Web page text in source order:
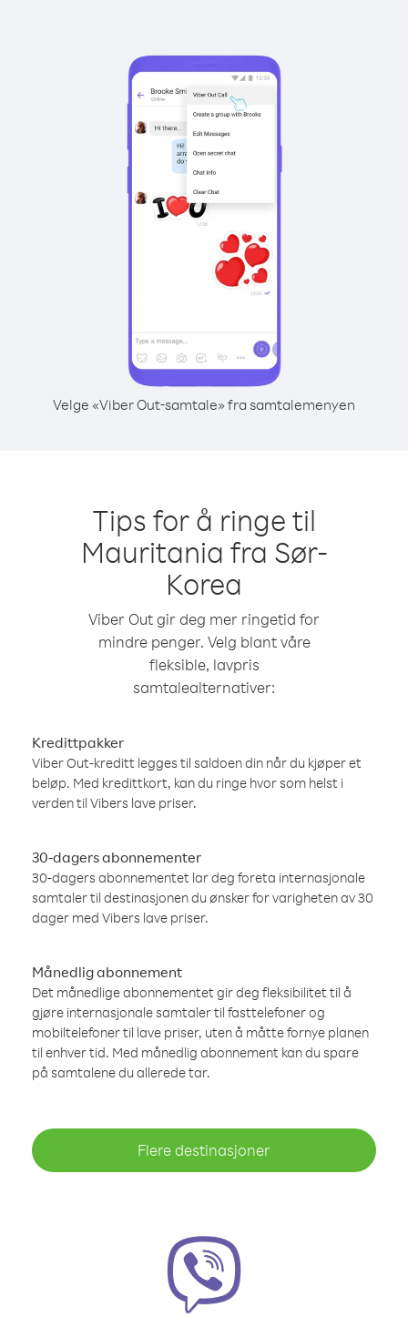
Velge «Viber Out-samtale» fra samtalemenyen
Tips for å ringe til
Mauritania fra Sør-
Korea
Viber Out gir deg mer ringetid for
mindre penger. Velg blant våre
fleksible, lavpris
samtalealternativer:
Kredittpakker
Viber Out-kreditt legges til saldoen din når du kjøper et
beløp. Med kredittkort, kan du ringe hvor som helst i
verden til Vibers lave priser.
30-dagers abonnementer
30-dagers abonnementet lar deg foreta internasjonale
samtaler til destinasjonen du ønsker for varigheten av 30
dager med Vibers lave priser.
Månedlig abonnement
Det månedlige abonnementet gir deg fleksibilitet til å
gjøre internasjonale samtaler til fasttelefoner og
mobiltelefoner til lave priser, uten å måtte fornye planen
til enhver tid. Med månedlig abonnement kan du spare
på samtalene du allerede tar.
Flere destinasjoner